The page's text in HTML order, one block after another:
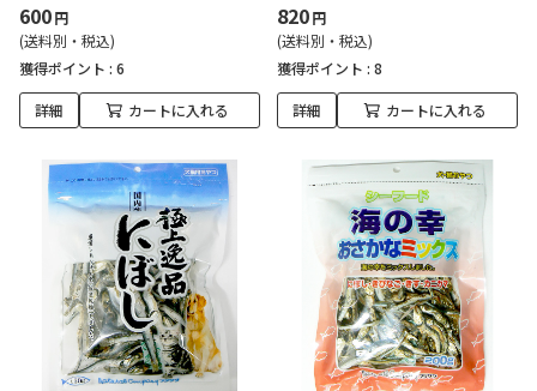
600円
(送料別・税込)
獲得ポイント : 6
詳細 カートに入れる
820円
(送料別・税込)
獲得ポイント : 8
詳細 カートに入れる